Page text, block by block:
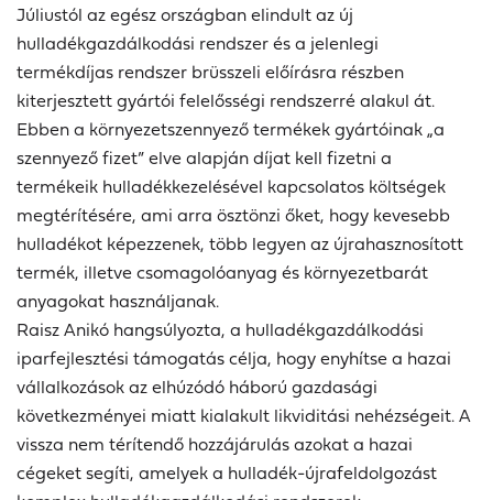
Júliustól az egész országban elindult az új
hulladékgazdálkodási rendszer ésa jelenlegi
termékdíjas rendszer brüsszeli előírásra részben
kiterjesztett gyártói felelősségi rendszerré alakul át.
Ebben a környezetszennyező termékek gyártóinak „a
szennyező fizet” elve alapján díjat kell fizetni a
termékeik hulladékkezelésével kapcsolatos költségek
megtérítésére, ami arra ösztönzi őket, hogy kevesebb
hulladékot képezzenek, több legyen az újrahasznosított
termék, illetve csomagolóanyag és környezetbarát
anyagokat használjanak.
Raisz Anikó hangsúlyozta, a hulladékgazdálkodási
iparfejlesztési támogatás célja, hogy enyhítse a hazai
vállalkozások az elhúzódó háború gazdasági
következményei miatt kialakult likviditási nehézségeit. A
vissza nem térítendő hozzájárulás azokat a hazai
cégeket segíti, amelyek a hulladék-újrafeldolgozást